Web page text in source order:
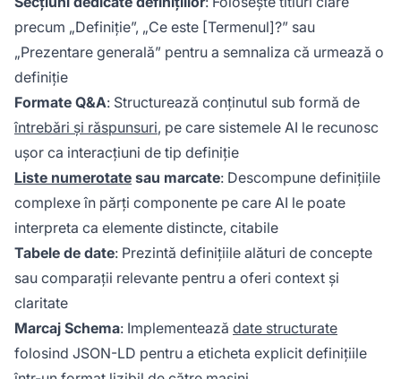
precum „Definiție”, „Ce este [Termenul]?” sau
„Prezentare generală” pentru a semnaliza că urmează o
definiție
Formate Q&A: Structurează conținutul sub formă de
întrebări și răspunsuri, pe care sistemele AI le recunosc
ușor ca interacțiuni de tip definiție
Liste numerotate sau marcate: Descompune definițiile
complexe în părți componente pe care AI le poate
interpreta ca elemente distincte, citabile
Tabele de date: Prezintă definițiile alături de concepte
sau comparații relevante pentru a oferi context și
claritate
Marcaj Schema: Implementează date structurate
folosind JSON-LD pentru a eticheta explicit definițiile